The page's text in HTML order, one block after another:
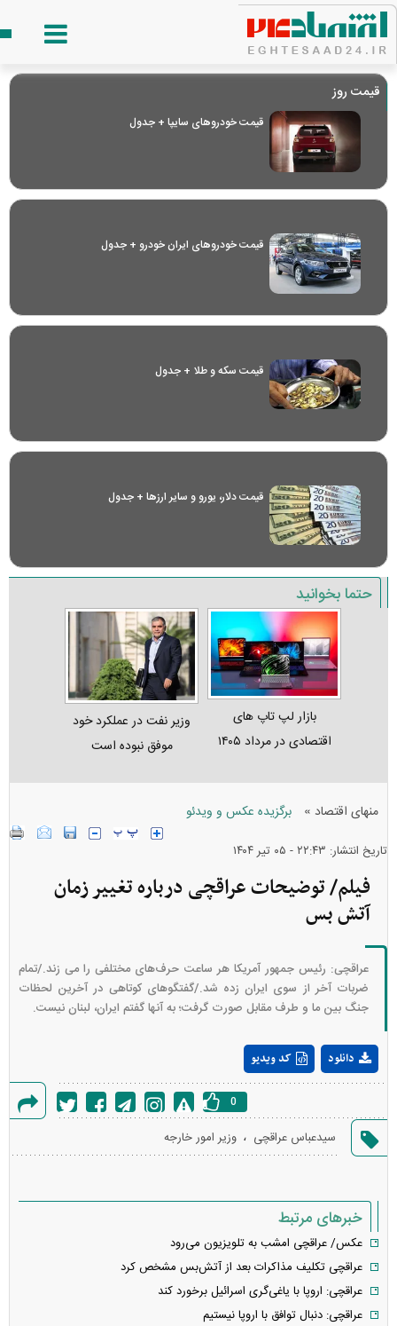
قیمت روز
قیمت خودرو‌های سایپا + جدول
قیمت خودرو‌های ایران خودرو + جدول
قیمت سکه و طلا + جدول
قیمت دلار، یورو و سایر ارز‌ها + جدول
حتما بخوانید
بازار لپ‌ تاپ‌ های
اقتصادی در مرداد ۱۴۰۵
وزیر نفت در عملکرد خود
موفق نبوده است
منهای اقتصاد » برگزیده عکس و ویدئو
تاریخ انتشار: ۲۲:۴۳ - ۰۵ تير ۱۴۰۴
فیلم/ توضیحات عراقچی درباره تغییر زمان
آتش بس
عراقچی: رئیس جمهور آمریکا هر ساعت حرف‌های مختلفی را می زند./تمام
ضربات آخر از سوی ایران زده شد./گفتگوهای کوتاهی در آخرین لحظات
جنگ بین ما و طرف مقابل صورت گرفت؛ به آنها گفتم ایران، لبنان نیست.
Play
Video
کد ویدیو دانلود
گزارش
خطا
0
سیدعباس عراقچی ، وزیر امور خارجه
خبرهای مرتبط
عکس/ عراقچی امشب به تلویزیون می‌رود
عراقچی تکلیف مذاکرات بعد از آتش‌بس مشخص کرد
عراقچی: اروپا با یاغی‌گری اسرائیل برخورد کند
عراقچی: دنبال توافق با اروپا نیستیم